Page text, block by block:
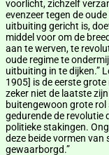
voorlicht, zichzelf
evenzeer tegen de
uitbuiting gericht is,
middel voor om de
aan te werven, te
oude regime te
uitbuiting in te dijken.”
1905] is de eerste
zeker niet de laatste
buitengewoon grote rol
gedurende de revolutie
politieke stakingen.
deze beide vormen
gewaarborgd.”